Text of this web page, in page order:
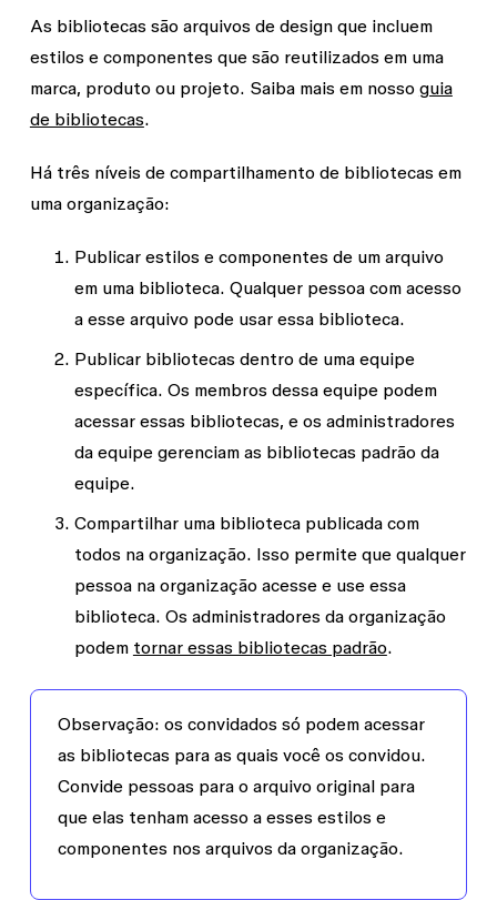
As bibliotecas são arquivos de design que incluem
estilos e componentes que são reutilizados em uma
marca, produto ou projeto. Saiba mais em nosso guia
de bibliotecas.
Há três níveis de compartilhamento de bibliotecas em
uma organização:
Publicar estilos e componentes de um arquivo
em uma biblioteca. Qualquer pessoa com acesso
a esse arquivo pode usar essa biblioteca.
Publicar bibliotecas dentro de uma equipe
específica. Os membros dessa equipe podem
acessar essas bibliotecas, e os administradores
da equipe gerenciam as bibliotecas padrão da
equipe.
Compartilhar uma biblioteca publicada com
todos na organização. Isso permite que qualquer
pessoa na organização acesse e use essa
biblioteca. Os administradores da organização
podem tornar essas bibliotecas padrão.
Observação: os convidados só podem acessar
as bibliotecas para as quais você os convidou.
Convide pessoas para o arquivo original para
que elas tenham acesso a esses estilos e
componentes nos arquivos da organização.